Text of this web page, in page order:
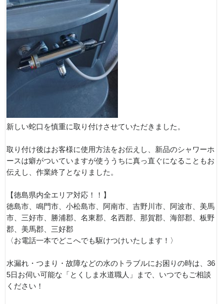
新しい蛇口を慎重に取り付けさせていただきました。
取り付け後はお客様に使用方法をお伝えし、新品のシャワーホ
ースは癖がついていますが使ううちに真っ直ぐになることもお
伝えし、作業終了となりました。
【徳島県内全エリア対応！！】
徳島市、鳴門市、小松島市、阿南市、吉野川市、阿波市、美馬
市、三好市、勝浦郡、名東郡、名西郡、那賀郡、海部郡、板野
郡、美馬郡、三好郡
〈お電話一本でどこへでも駆けつけいたします！〉
水漏れ・つまり・故障などの水のトラブルにお困りの時は、36
5日お伺い可能な「とくしま水道職人」まで、いつでもご相談
ください！